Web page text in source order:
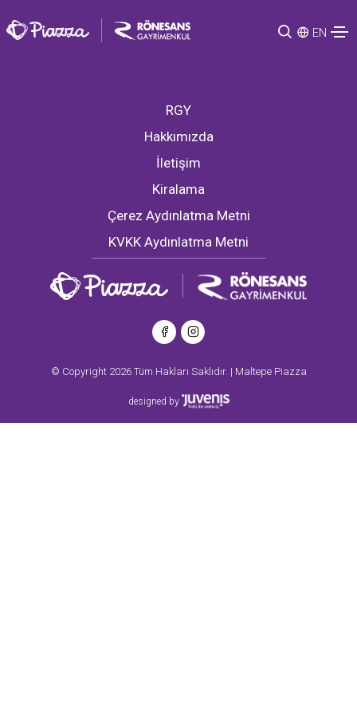
EN
RGY
Hakkımızda
İletişim
Kiralama
Çerez Aydınlatma Metni
KVKK Aydınlatma Metni
© Copyright 2026 Tüm Hakları Saklıdır. | Maltepe Piazza
designed by